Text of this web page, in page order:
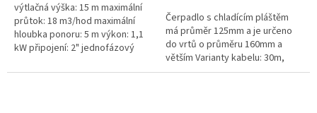
hvězdiček.
výtlačná výška: 15 m maximální
průtok: 18 m3/hod maximální
hloubka ponoru: 5 m výkon: 1,1
kW připojení: 2" jednofázový
hmotnost 24 kg
Čerpadlo s chladícím pláštěm
má průměr 125mm a je určeno
do vrtů o průměru 160mm a
větším Varianty kabelu: 30m,
40m, 50m - jiné nejsou možné